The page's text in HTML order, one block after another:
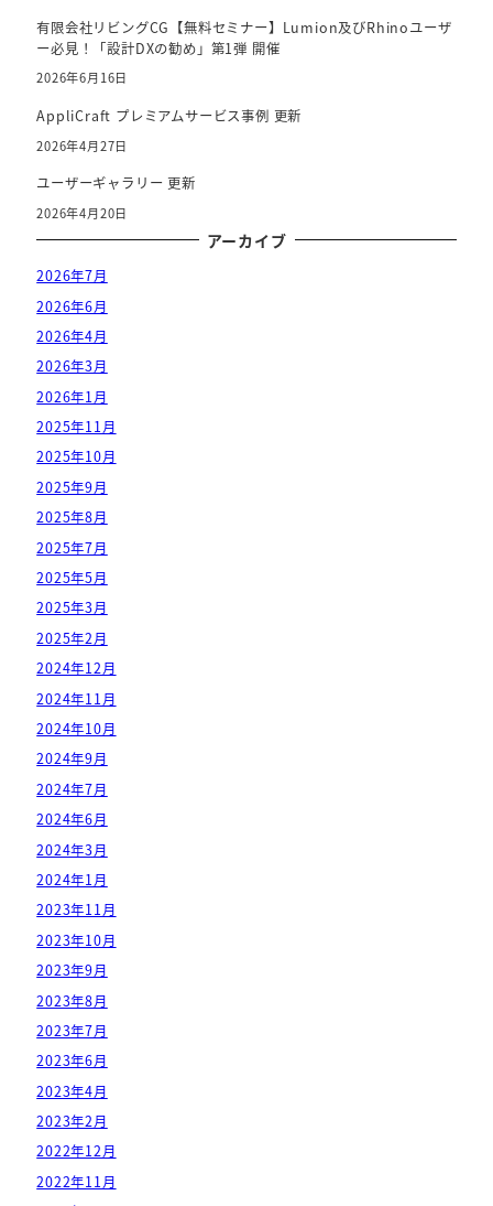
有限会社リビングCG【無料セミナー】Lumion及びRhinoユーザ
ー必見！「設計DXの勧め」第1弾 開催
2026年6月16日
AppliCraft プレミアムサービス事例 更新
2026年4月27日
ユーザーギャラリー 更新
2026年4月20日
アーカイブ
2026年7月
2026年6月
2026年4月
2026年3月
2026年1月
2025年11月
2025年10月
2025年9月
2025年8月
2025年7月
2025年5月
2025年3月
2025年2月
2024年12月
2024年11月
2024年10月
2024年9月
2024年7月
2024年6月
2024年3月
2024年1月
2023年11月
2023年10月
2023年9月
2023年8月
2023年7月
2023年6月
2023年4月
2023年2月
2022年12月
2022年11月